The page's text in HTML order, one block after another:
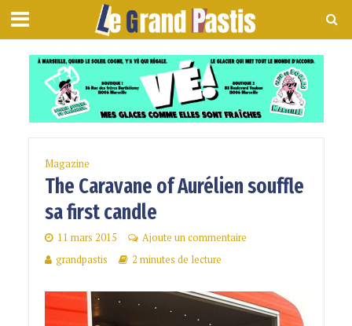
Magazine
The Caravane of Aurélien souffle
sa first candle
11 mars 2015
Ajoute un commentaire
grandpastis
2 minutes de lecture